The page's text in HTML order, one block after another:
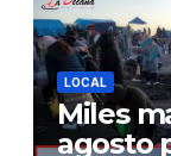
LOCAL
Miles
agosto